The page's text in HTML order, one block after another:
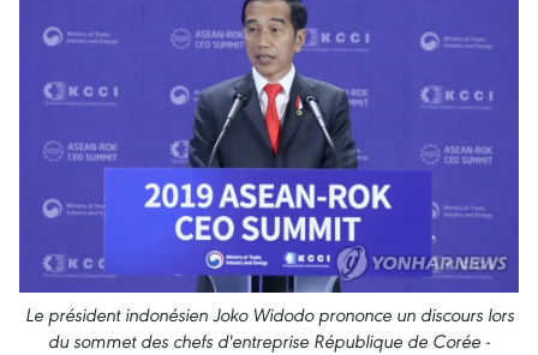
Le président indonésien Joko Widodo prononce un discours lors
du sommet des chefs d'entreprise République de Corée -